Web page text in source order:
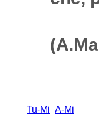
Tu-Mi A-Mi